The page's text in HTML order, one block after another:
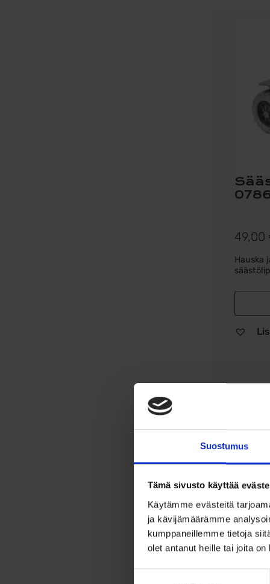
Suostumus
Tämä sivusto käyttää
Käytämme evästeitä
ja kävijämäärämme
kumppaneillemme tietoja
olet antanut heille tai joita
49,00
Hauska